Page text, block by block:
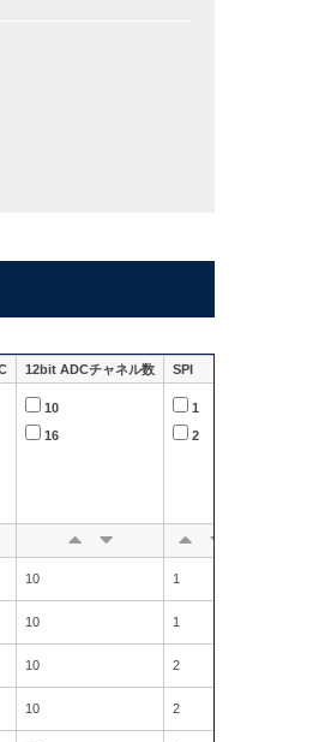
12bit ADCチャネル数 SPI
10
16
1
2
10 1
10 1
10 2
10 2